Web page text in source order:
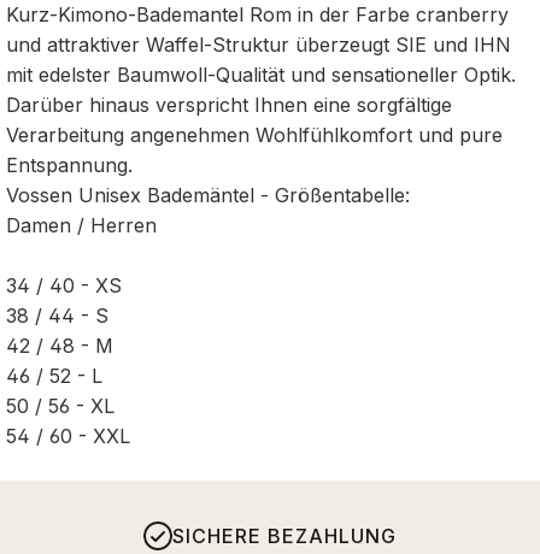
Kurz-Kimono-Bademantel Rom in der Farbe cranberry
und attraktiver Waffel-Struktur überzeugt SIE und IHN
mit edelster Baumwoll-Qualität und sensationeller Optik.
Darüber hinaus verspricht Ihnen eine sorgfältige
Verarbeitung angenehmen Wohlfühlkomfort und pure
Entspannung.
Vossen Unisex Bademäntel - Größentabelle:
Damen / Herren
34 / 40 - XS
38 / 44 - S
42 / 48 - M
46 / 52 - L
50 / 56 - XL
54 / 60 - XXL
SICHERE BEZAHLUNG